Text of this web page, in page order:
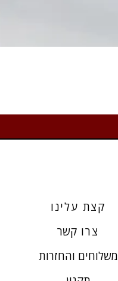
קצת עלינו
צרו קשר
משלוחים והחזרות